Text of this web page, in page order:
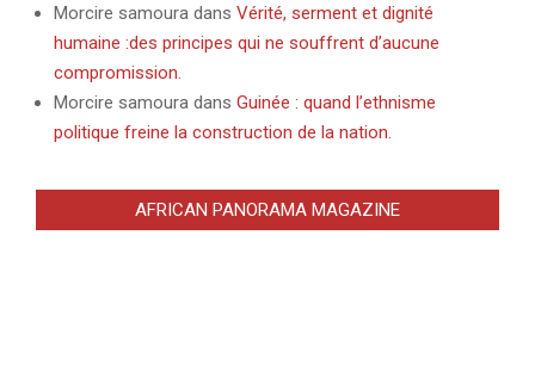
Morcire samoura dans Vérité, serment et dignité
humaine :des principes qui ne souffrent d’aucune
compromission.
Morcire samoura dans Guinée : quand l’ethnisme
politique freine la construction de la nation.
AFRICAN PANORAMA MAGAZINE